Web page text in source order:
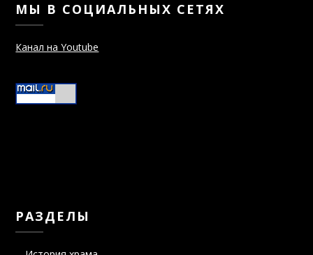
МЫ В СОЦИАЛЬНЫХ СЕТЯХ
Канал на Youtube
РАЗДЕЛЫ